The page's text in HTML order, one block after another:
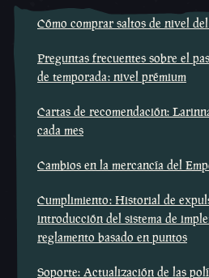
Cómo comprar saltos de nivel
Preguntas frecuentes sobre el
de temporada: nivel prémium
Cartas de recomendación:
cada mes
Cambios en la mercancía del
Cumplimiento: Historial de
introducción del sistema de
reglamento basado en puntos
Soporte: Actualización de las